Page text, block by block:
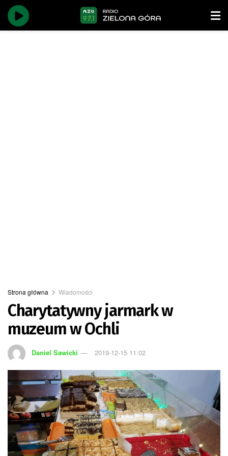
Strona główna Wiadomości
Charytatywny jarmark w
muzeum w Ochli
Daniel Sawicki 2019-12-15 11:02